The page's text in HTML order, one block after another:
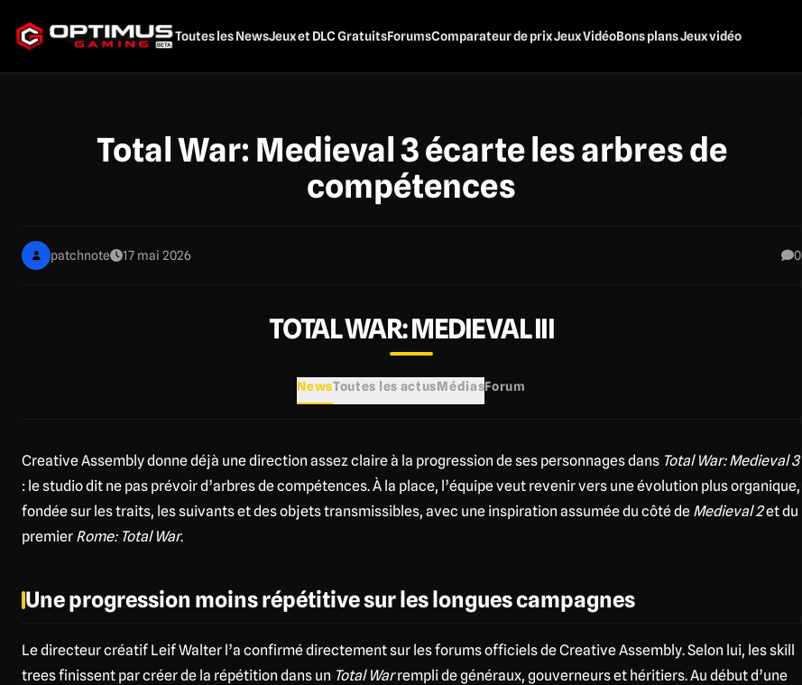
contenu
principal
Toutes les NewsJeux et DLC GratuitsForumsComparateur de prix Jeux VidéoBons plans Jeux vidéo
Total War: Medieval 3 écarte les arbres de
compétences
patchnote 17 mai 2026 0
TOTAL WAR: MEDIEVAL III
NewsToutes les actusMédiasForum
Creative Assembly donne déjà une direction assez claire à la progression de ses personnages dans Total War: Medieval 3
: le studio dit ne pas prévoir d’arbres de compétences. À la place, l’équipe veut revenir vers une évolution plus organique,
fondée sur les traits, les suivants et des objets transmissibles, avec une inspiration assumée du côté de Medieval 2et du
premier Rome: Total War.
Une progression moins répétitive sur les longues campagnes
Le directeur créatif Leif Walter l’a confirmé directement sur les forums officiels de Creative Assembly. Selon lui, les skill
trees finissent par créer de la répétition dans un Total Warrempli de généraux, gouverneurs et héritiers. Au début d’une